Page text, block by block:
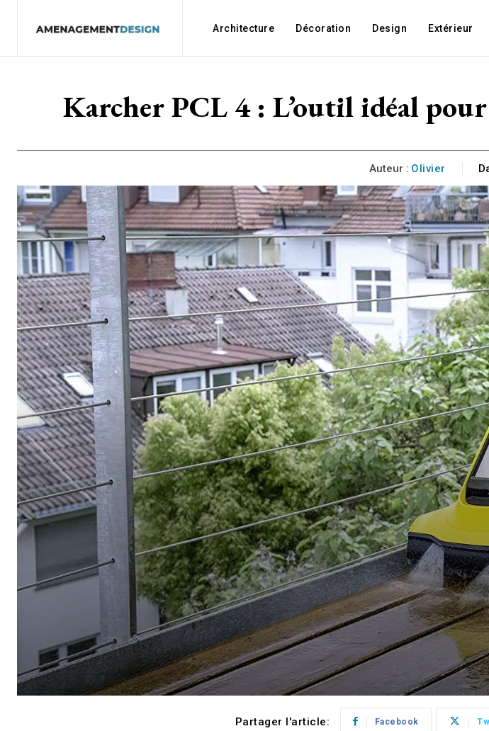
Architecture Décoration Design Extérieur
Karcher PCL 4 : L’outil idéal
Auteur : Olivier
Partager l'article: Facebook